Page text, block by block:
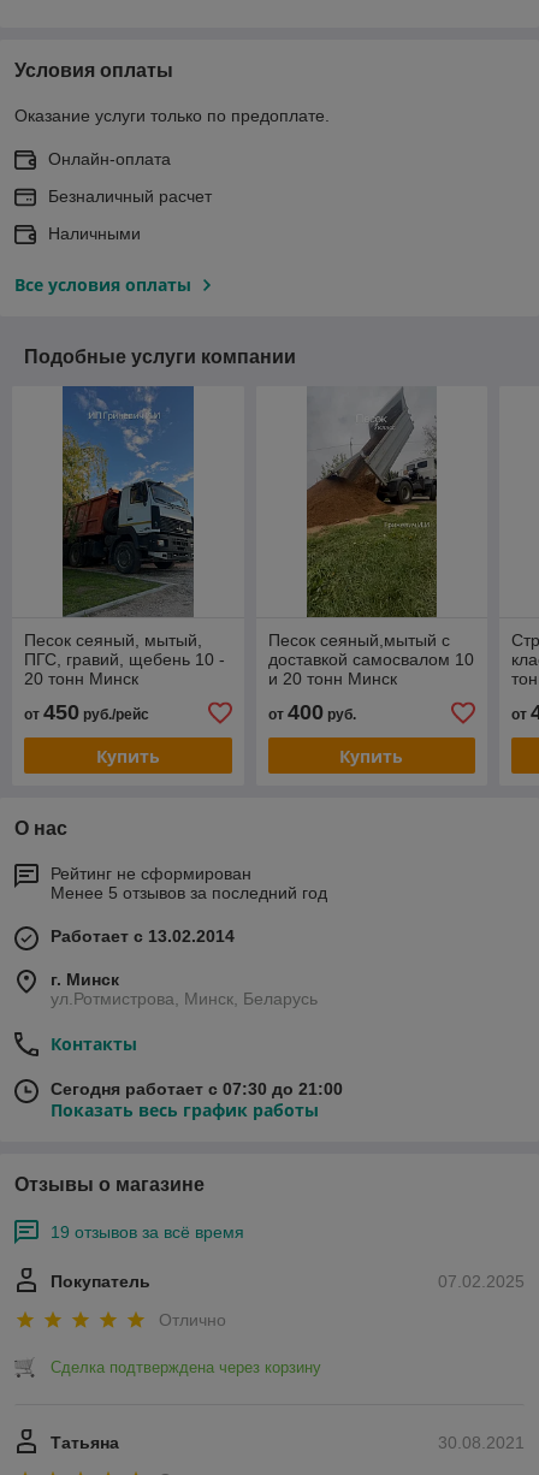
Условия оплаты
Оказание услуги только по предоплате.
Онлайн-оплата
Безналичный расчет
Наличными
Все условия оплаты
Подобные услуги компании
Песок сеяный, мытый,
ПГС, гравий, щебень 10 -
20 тонн Минск
от 450 руб./рейс
Купить
Песок сеяный,мытый с
доставкой самосвалом 10
и 20 тонн Минск
от 400руб.
Купить
от
О нас
Рейтинг не сформирован
Менее 5 отзывов за последний год
Работает с 13.02.2014
г. Минск
ул.Ротмистрова, Минск, Беларусь
Контакты
Сегодня работает с 07:30 до 21:00
Показать весь график работы
Отзывы о магазине
19 отзывов за всё время
07.02.2025
Покупатель
Отлично
Сделка подтверждена через корзину
30.08.2021
Татьяна